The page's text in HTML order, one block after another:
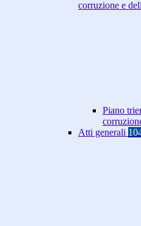
corruzione e
Piano
Atti generali